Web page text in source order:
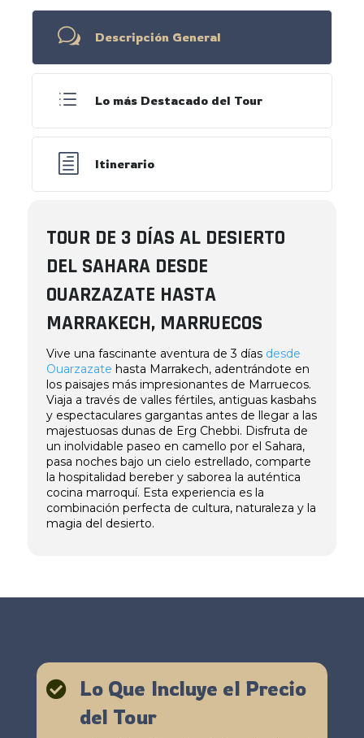
TOUR DE 3 DÍAS AL DESIERTO
DEL SAHARA DESDE
OUARZAZATE HASTA
MARRAKECH, MARRUECOS
Vive una fascinante aventura de 3 días desde
Ouarzazate hasta Marrakech, adentrándote en
los paisajes más impresionantes de Marruecos.
Viaja a través de valles fértiles, antiguas kasbahs
y espectaculares gargantas antes de llegar a las
majestuosas dunas de Erg Chebbi. Disfruta de
un inolvidable paseo en camello por el Sahara,
pasa noches bajo un cielo estrellado, comparte
la hospitalidad bereber y saborea la auténtica
cocina marroquí. Esta experiencia es la
combinación perfecta de cultura, naturaleza y la
magia del desierto.
w Descripción General
d Lo más Destacado del Tour
h Itinerario

Lo Que Incluye el Precio
del Tour